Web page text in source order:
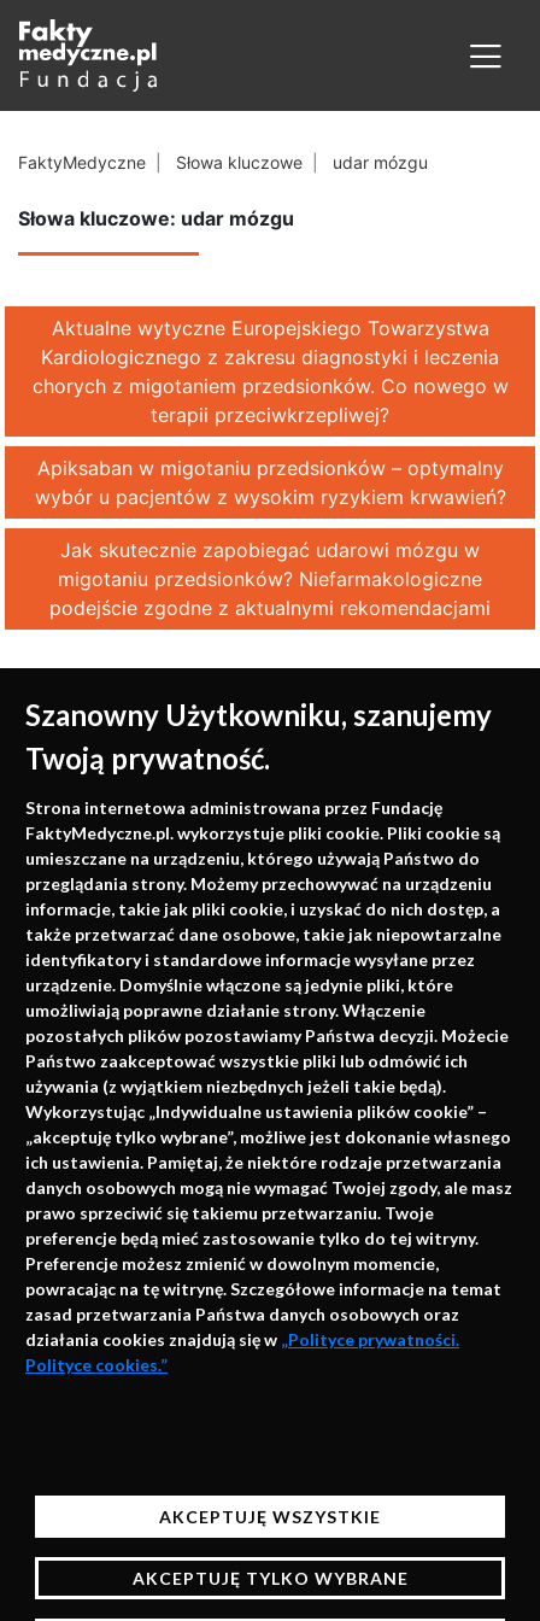
Szanowny Użytkowniku, szanujemy
Twoją prywatność.
Strona internetowa administrowana przez Fundację
FaktyMedyczne.pl. wykorzystuje pliki cookie. Pliki cookie są
umieszczane na urządzeniu, którego używają Państwo do
przeglądania strony. Możemy przechowywać na urządzeniu
informacje, takie jak pliki cookie, i uzyskać do nich dostęp, a
także przetwarzać dane osobowe, takie jak niepowtarzalne
identyfikatory i standardowe informacje wysyłane przez
urządzenie. Domyślnie włączone są jedynie pliki, które
umożliwiają poprawne działanie strony. Włączenie
pozostałych plików pozostawiamy Państwa decyzji. Możecie
Państwo zaakceptować wszystkie pliki lub odmówić ich
używania (z wyjątkiem niezbędnych jeżeli takie będą).
Wykorzystując „Indywidualne ustawienia plików cookie” –
„akceptuję tylko wybrane”, możliwe jest dokonanie własnego
ich ustawienia. Pamiętaj, że niektóre rodzaje przetwarzania
danych osobowych mogą nie wymagać Twojej zgody, ale masz
prawo sprzeciwić się takiemu przetwarzaniu. Twoje
preferencje będą mieć zastosowanie tylko do tej witryny.
Preferencje możesz zmienić w dowolnym momencie,
powracając na tę witrynę. Szczegółowe informacje na temat
zasad przetwarzania Państwa danych osobowych oraz
działania cookies znajdują się w „Polityce prywatności.
Polityce cookies.”
AKCEPTUJĘ WSZYSTKIE
AKCEPTUJĘ TYLKO WYBRANE
FaktyMedyczne Słowa kluczowe udar mózgu
Słowa kluczowe: udar mózgu
Aktualne wytyczne Europejskiego Towarzystwa
Kardiologicznego z zakresu diagnostyki i leczenia
chorych z migotaniem przedsionków. Co nowego w
terapii przeciwkrzepliwej?
Apiksaban w migotaniu przedsionków – optymalny
wybór u pacjentów z wysokim ryzykiem krwawień?
Jak skutecznie zapobiegać udarowi mózgu w
migotaniu przedsionków? Niefarmakologiczne
podejście zgodne z aktualnymi rekomendacjami
Medycyna oparta na
faktach
Konferencje, szkolenia, e-learning, wydawnictwo
Napisz do nas
info@faktymedyczne.pl
ul. Towarowa 2
43-460 Wisła
Redakcja medyczna:
ul. Wolności 338b
61-312 Poznań
Wsparcie:
automatycznego przechowywania danych do celów
statystycznych, realizacji usług i reklamowych.
Korzystając z naszych stron bez zmiany ustawień
przeglądarki będą one zapisane w pamięci urządzenia,
więcej informacji na temat zarządzania plikami